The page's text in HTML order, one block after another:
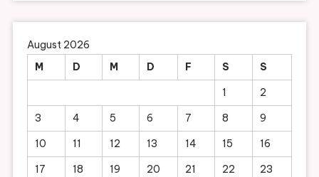
August 2026
M
D M D F S
S
1
2
3
4 5 6 7 8
9
10
11 12 13 14 15
16
17
18 19 20 21 22
23